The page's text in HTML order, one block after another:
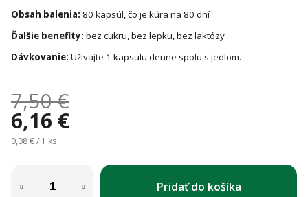
Obsah balenia: 80 kapsúl, čo je kúra na 80 dní
Ďalšie benefity: bez cukru, bez lepku, bez laktózy
Dávkovanie: Užívajte 1 kapsulu denne spolu s jedlom.
7,50 €
6,16 €
Jednotková cena:
0,08 € / 1 ks
Pridať do košíka